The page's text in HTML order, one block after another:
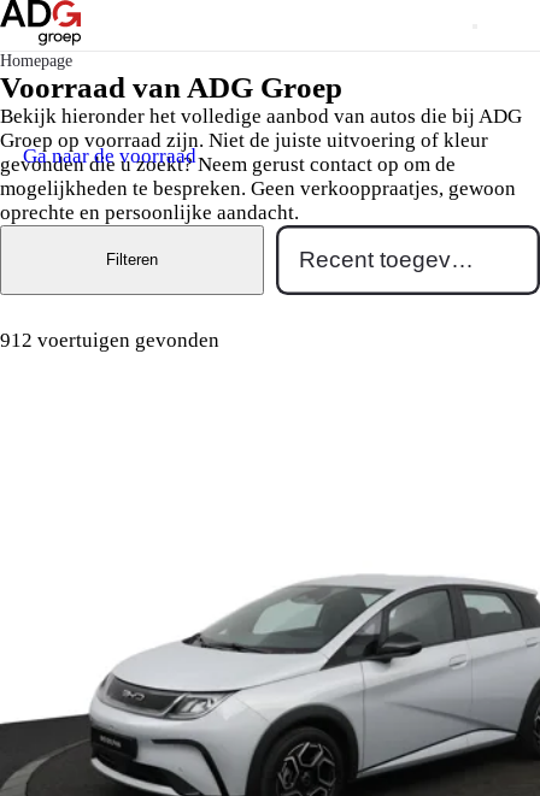
Homepage
Voorraad van ADG Groep
Bekijk hieronder het volledige aanbod van autos die bij ADG
Groep op voorraad zijn. Niet de juiste uitvoering of kleur
gevonden die u zoekt? Neem gerust contact op om de
mogelijkheden te bespreken. Geen verkooppraatjes, gewoon
oprechte en persoonlijke aandacht.
Ga naar de voorraad
912 voertuigen gevonden
Filteren